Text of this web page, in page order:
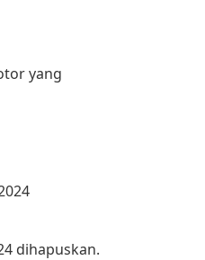
yang
dihapuskan.​